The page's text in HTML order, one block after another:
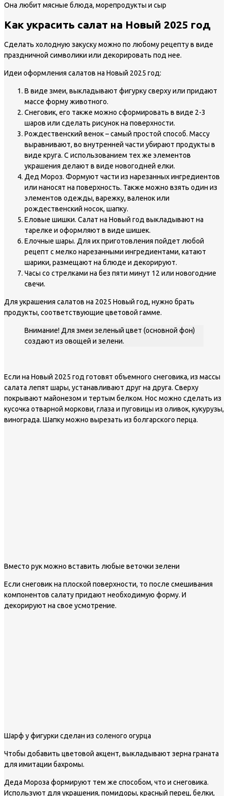
Она любит мясные блюда, морепродукты и сыр
Как украсить салат на Новый 2025 год
Сделать холодную закуску можно по любому рецепту в виде
праздничной символики или декорировать под нее.
Идеи оформления салатов на Новый 2025 год:
В виде змеи, выкладывают фигурку сверху или придают
массе форму животного.
Снеговик, его также можно сформировать в виде 2-3
шаров или сделать рисунок на поверхности.
Рождественский венок – самый простой способ. Массу
выравнивают, во внутренней части убирают продукты в
виде круга. С использованием тех же элементов
украшения делают в виде новогодней елки.
Дед Мороз. Формуют части из нарезанных ингредиентов
или наносят на поверхность. Также можно взять один из
элементов одежды, варежку, валенок или
рождественский носок, шапку.
Еловые шишки. Салат на Новый год выкладывают на
тарелке и оформляют в виде шишек.
Елочные шары. Для их приготовления пойдет любой
рецепт с мелко нарезанными ингредиентами, катают
шарики, размещают на блюде и декорируют.
Часы со стрелками на без пяти минут 12 или новогодние
свечи.
Для украшения салатов на 2025 Новый год, нужно брать
продукты, соответствующие цветовой гамме.
Внимание! Для змеи зеленый цвет (основной фон)
создают из овощей и зелени.
Если на Новый 2025 год готовят объемного снеговика, из массы
салата лепят шары, устанавливают друг на друга. Сверху
покрывают майонезом и тертым белком. Нос можно сделать из
кусочка отварной моркови, глаза и пуговицы из оливок, кукурузы,
винограда. Шапку можно вырезать из болгарского перца.
Вместо рук можно вставить любые веточки зелени
Если снеговик на плоской поверхности, то после смешивания
компонентов салату придают необходимую форму. И
декорируют на свое усмотрение.
Шарф у фигурки сделан из соленого огурца
Чтобы добавить цветовой акцент, выкладывают зерна граната
для имитации бахромы.
Деда Мороза формируют тем же способом, что и снеговика.
Используют для украшения, помидоры, красный перец, белки,